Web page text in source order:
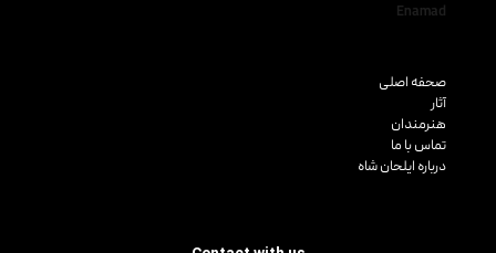
Enamad
صحفه اصلی
آثار
هنرمندان
تماس با ما
درباره ایلحان شاه